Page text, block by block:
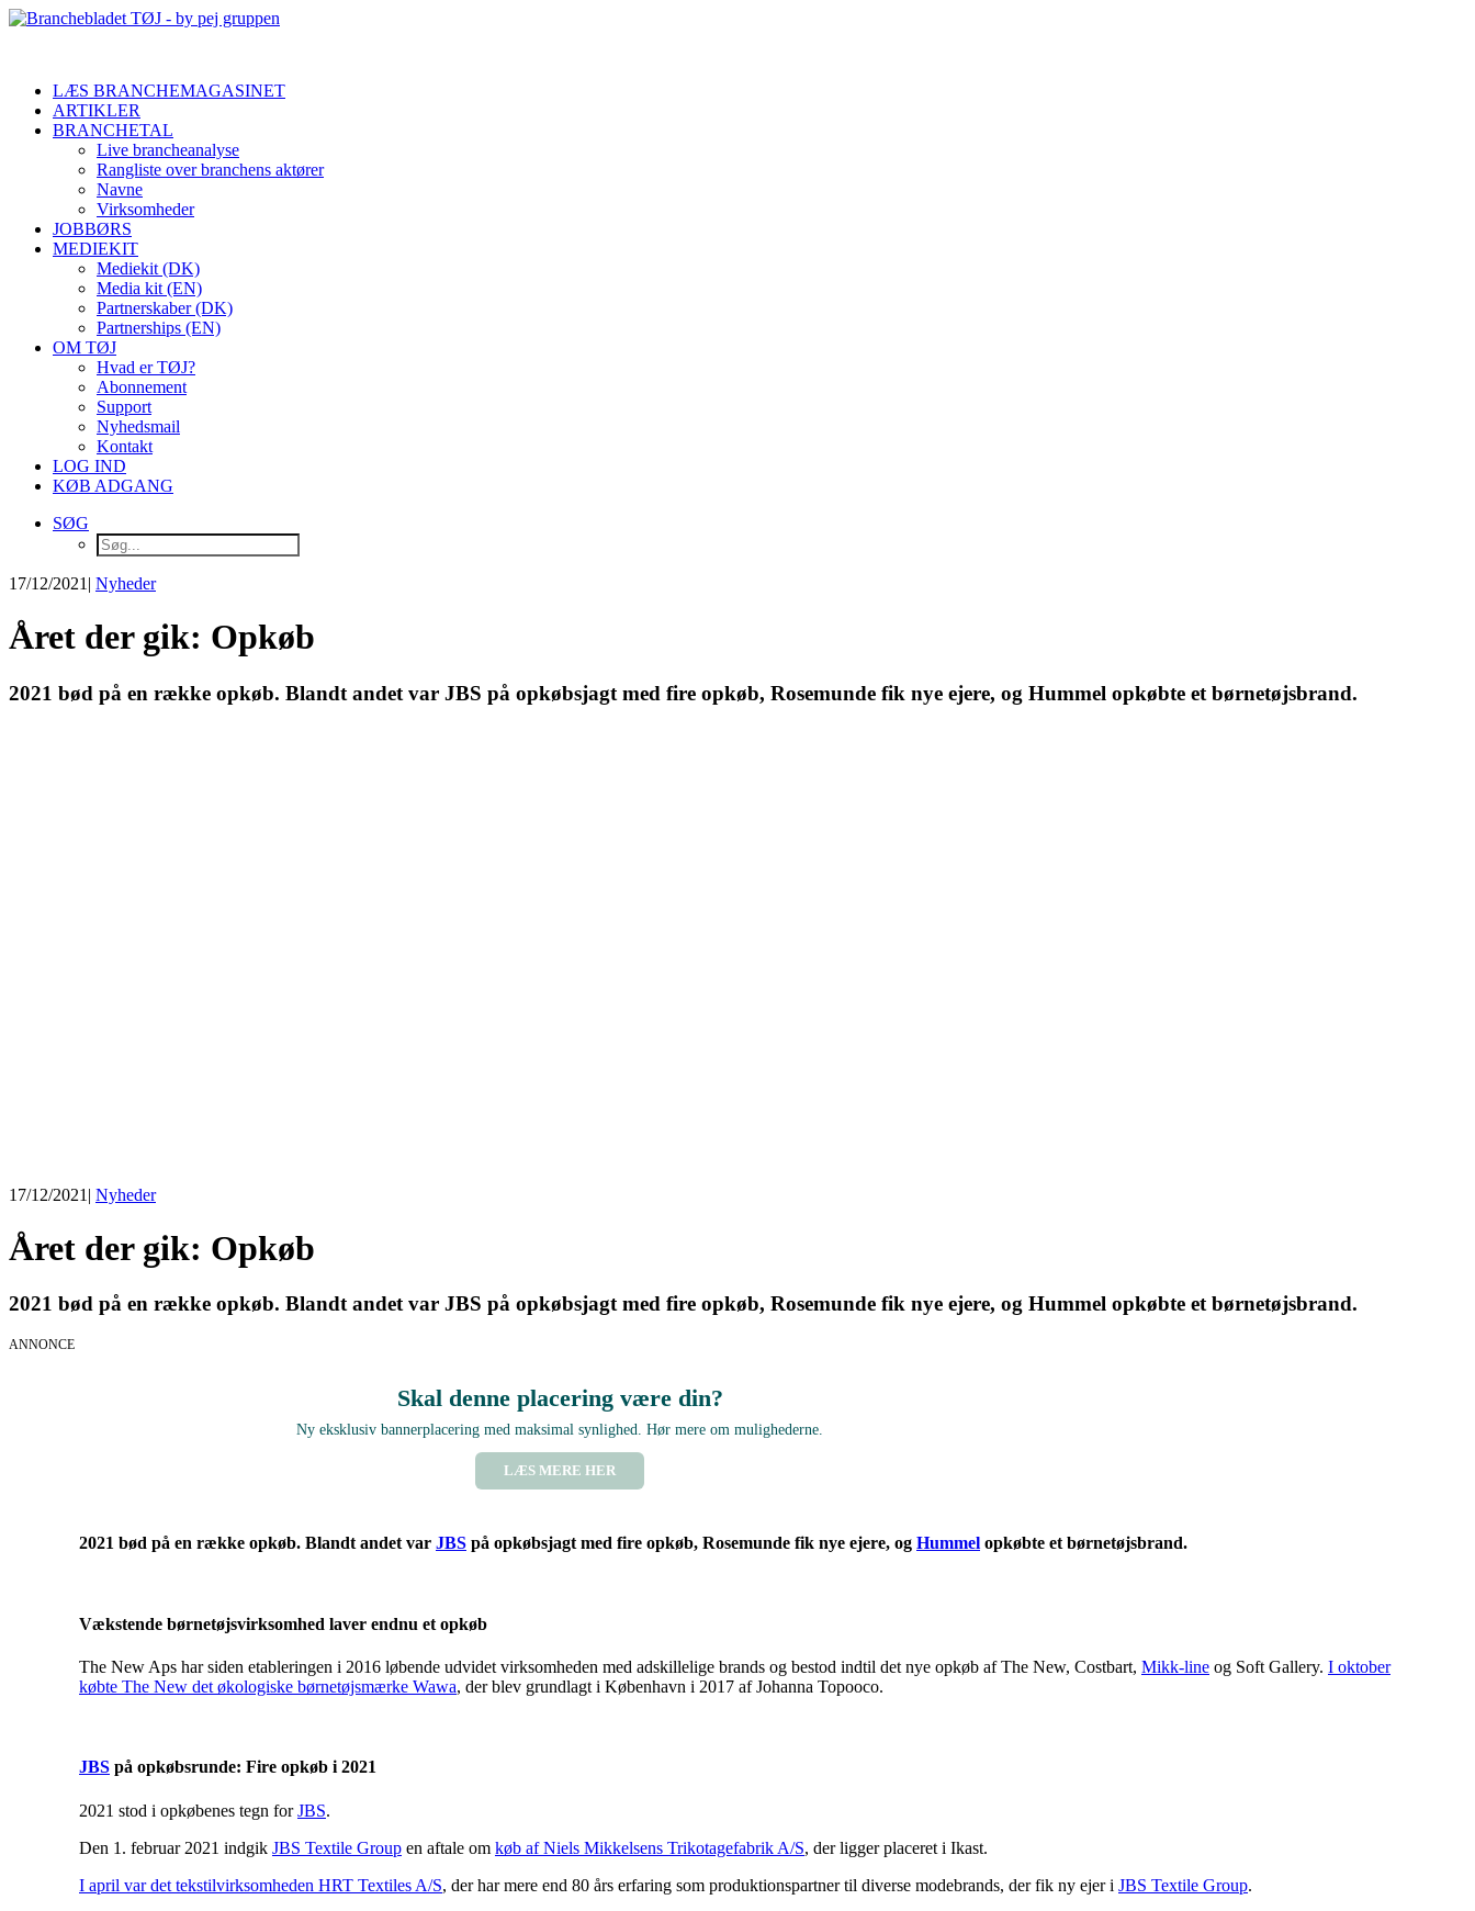
LÆS BRANCHEMAGASINET
ARTIKLER
BRANCHETAL
Live brancheanalyse
Rangliste over branchens aktører
Navne
Virksomheder
JOBBØRS
MEDIEKIT
Mediekit (DK)
Media kit (EN)
Partnerskaber (DK)
Partnerships (EN)
OM TØJ
Hvad er TØJ?
Abonnement
Support
Nyhedsmail
Kontakt
LOG IND
KØB ADGANG
SØG
17/12/2021 | Nyheder
Året der gik: Opkøb
2021 bød på en række opkøb. Blandt andet var JBS på opkøbsjagt med fire opkøb, Rosemunde fik nye ejere, og Hummel opkøbte et børnetøjsbrand.
17/12/2021 | Nyheder
Året der gik: Opkøb
2021 bød på en række opkøb. Blandt andet var JBS på opkøbsjagt med fire opkøb, Rosemunde fik nye ejere, og Hummel opkøbte et børnetøjsbrand.
ANNONCE
Skal denne placering være din?
Ny eksklusiv bannerplacering med maksimal synlighed. Hør mere om mulighederne.
LÆS MERE HER
2021 bød på en række opkøb. Blandt andet var JBS på opkøbsjagt med fire opkøb, Rosemunde fik nye ejere, og Hummel opkøbte et børnetøjsbrand.
Vækstende børnetøjsvirksomhed laver endnu et opkøb
The New Aps har siden etableringen i 2016 løbende udvidet virksomheden med adskillelige brands og bestod indtil det nye opkøb af The New, Costbart, Mikk-line og Soft Gallery. I oktober
købte The New det økologiske børnetøjsmærke Wawa, der blev grundlagt i København i 2017 af Johanna Topooco.
JBS på opkøbsrunde: Fire opkøb i 2021
2021 stod i opkøbenes tegn forJBS.
Den 1. februar 2021 indgik JBS Textile Group en aftale om køb af Niels Mikkelsens Trikotagefabrik A/S, der ligger placeret i Ikast.
I april var det tekstilvirksomheden HRT Textiles A/S, der har mere end 80 års erfaring som produktionspartner til diverse modebrands, der fik ny ejer i JBS Textile Group.